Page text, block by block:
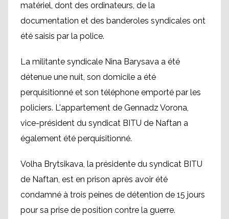
matériel, dont des ordinateurs, de la
documentation et des banderoles syndicales ont
été saisis par la police.
La militante syndicale Nina Barysava a été
détenue une nuit, son domicile a été
perquisitionné et son téléphone emporté par les
policiers. L'appartement de Gennadz Vorona,
vice-président du syndicat BITU de Naftan a
également été perquisitionné.
Volha Brytsikava, la présidente du syndicat BITU
de Naftan, est en prison après avoir été
condamné à trois peines de détention de 15 jours
pour sa prise de position contre la guerre.